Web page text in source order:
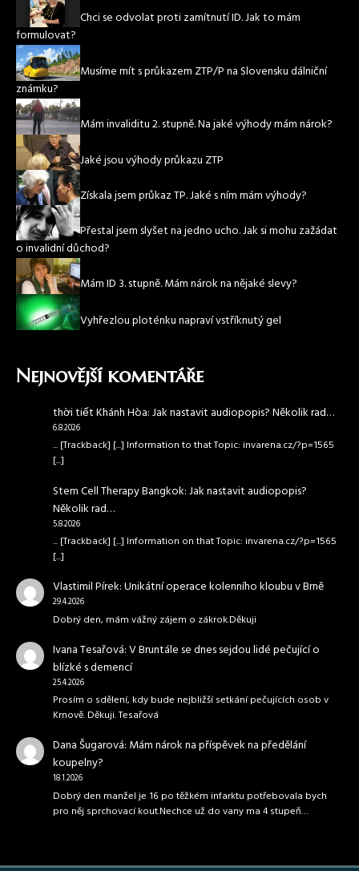
Chci se odvolat proti zamítnutí ID. Jak to mám
formulovat?
Musíme mít s průkazem ZTP/P na Slovensku dálniční
známku?
Mám invaliditu 2. stupně. Na jaké výhody mám nárok?
Jaké jsou výhody průkazu ZTP
Získala jsem průkaz TP. Jaké s ním mám výhody?
Přestal jsem slyšet na jedno ucho. Jak si mohu zažádat
o invalidní důchod?
Mám ID 3. stupně. Mám nárok na nějaké slevy?
Vyhřezlou ploténku napraví vstříknutý gel
Nejnovější komentáře
thời tiết Khánh Hòa:Jak nastavit audiopopis? Několik rad…
6.8.2026
... [Trackback] [...] Information to that Topic: invarena.cz/?p=1565
[...]
Stem Cell Therapy Bangkok:Jak nastavit audiopopis?
Několik rad…
5.8.2026
... [Trackback] [...] Information on that Topic: invarena.cz/?p=1565
[...]
Vlastimil Pírek:Unikátní operace kolenního kloubu v Brně
29.4.2026
Dobrý den, mám vážný zájem o zákrok.Děkuji
Ivana Tesařová:V Bruntále se dnes sejdou lidé pečující o
blízké s demencí
25.4.2026
Prosím o sdělení, kdy bude nejbližší setkání pečujících osob v
Krnově. Děkuji. Tesařová
Dana Šugarová: Mám nárok na příspěvek na předělání
koupelny?
18.1.2026
Dobrý den manžel je 16 po těžkém infarktu potřebovala bych
pro něj sprchovací kout.Nechce už do vany ma 4 stupeň…